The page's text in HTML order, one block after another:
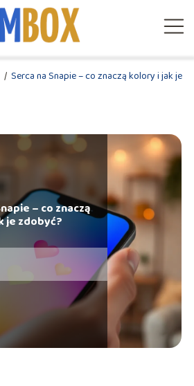
/ Serca na Snapie – co znaczą kolory i jak je
– co znaczą
je zdobyć?